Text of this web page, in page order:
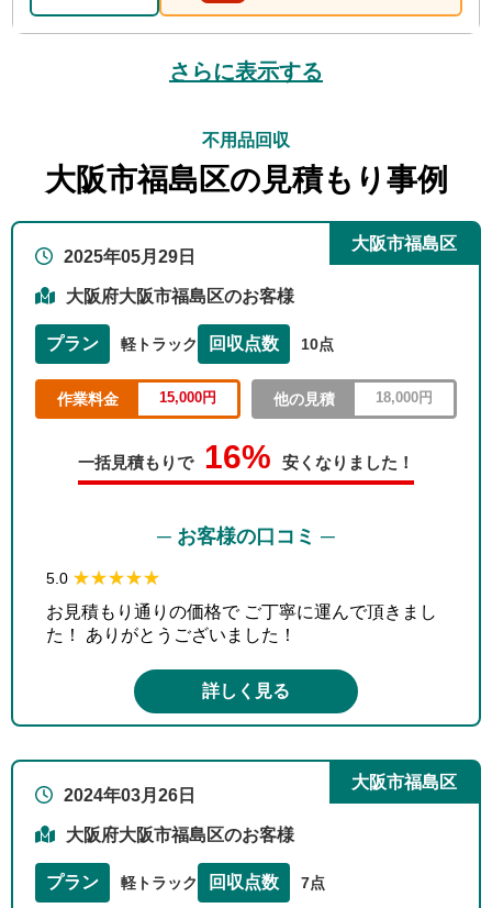
さらに表示する
不用品回収
大阪市福島区の見積もり事例
大阪市福島区
2025年05月29日
大阪府大阪市福島区のお客様
プラン 軽トラック 回収点数 10点
作業料金 15,000円 他の見積 18,000円
一括見積もりで 16% 安くなりました！
─ お客様の口コミ ─
5.0 ★★★★★
★★★★★
お見積もり通りの価格で ご丁寧に運んで頂きまし
た！ ありがとうございました！
詳しく見る
大阪市福島区
2024年03月26日
大阪府大阪市福島区のお客様
プラン 軽トラック 回収点数 7点